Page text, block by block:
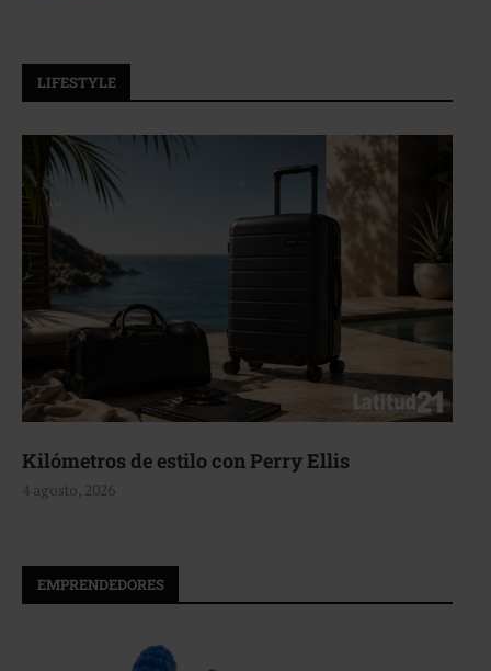
LIFESTYLE
Aerie, texturas que fluyen
4 agosto, 2026
EMPRENDEDORES